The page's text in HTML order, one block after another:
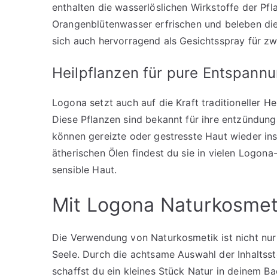
enthalten die wasserlöslichen Wirkstoffe der
Orangenblütenwasser erfrischen und beleben
sich auch hervorragend als Gesichtsspray für
Heilpflanzen für pure
Logona setzt auch auf die Kraft traditioneller
Diese Pflanzen sind bekannt für ihre
können gereizte oder gestresste Haut wieder
ätherischen Ölen findest du sie in vielen
sensible Haut.
Mit Logona
Die Verwendung von Naturkosmetik ist nicht
Seele. Durch die achtsame Auswahl der
schaffst du ein kleines Stück Natur in deinem